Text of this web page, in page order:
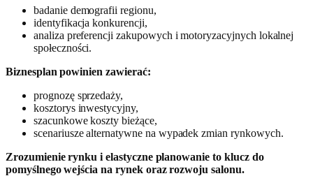
badanie demografii regionu,
identyfikacja konkurencji,
analiza preferencji zakupowych i motoryzacyjnych lokalnej
społeczności.
Biznesplan powinien zawierać:
prognozę sprzedaży,
kosztorys inwestycyjny,
szacunkowe koszty bieżące,
scenariusze alternatywne na wypadek zmian rynkowych.
Zrozumienie rynku i elastyczne planowanie to klucz do
pomyślnego wejścia na rynek oraz rozwoju salonu.